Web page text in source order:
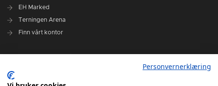
EH Marked
Terningen Arena
Finn vårt kontor
Administrasjonen i Elverum Håndball
Personvernerklæring